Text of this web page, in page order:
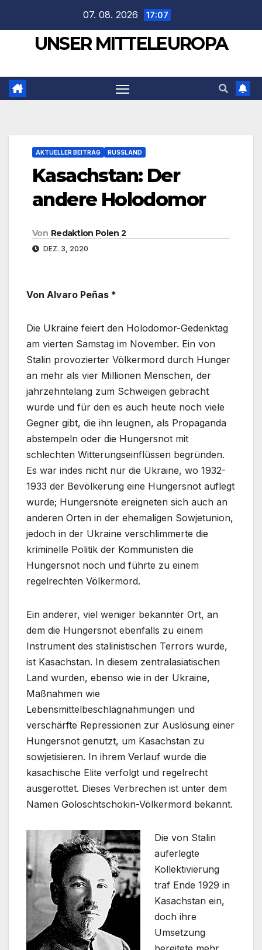
springen
07. 08. 2026 17:07
UNSER MITTELEUROPA
AKTUELLER BEITRAG RUSSLAND
Kasachstan: Der
andere Holodomor
Von Redaktion Polen 2
DEZ. 3, 2020
Von Alvaro Peñas *
Die Ukraine feiert den Holodomor-Gedenktag
am vierten Samstag im November. Ein von
Stalin provozierter Völkermord durch Hunger
an mehr als vier Millionen Menschen, der
jahrzehntelang zum Schweigen gebracht
wurde und für den es auch heute noch viele
Gegner gibt, die ihn leugnen, als Propaganda
abstempeln oder die Hungersnot mit
schlechten Witterungseinflüssen begründen.
Es war indes nicht nur die Ukraine, wo 1932-
1933 der Bevölkerung eine Hungersnot auflegt
wurde; Hungersnöte ereigneten sich auch an
anderen Orten in der ehemaligen Sowjetunion,
jedoch in der Ukraine verschlimmerte die
kriminelle Politik der Kommunisten die
Hungersnot noch und führte zu einem
regelrechten Völkermord.
Ein anderer, viel weniger bekannter Ort, an
dem die Hungersnot ebenfalls zu einem
Instrument des stalinistischen Terrors wurde,
ist Kasachstan. In diesem zentralasiatischen
Land wurden, ebenso wie in der Ukraine,
Maßnahmen wie
Lebensmittelbeschlagnahmungen und
verschärfte Repressionen zur Auslösung einer
Hungersnot genutzt, um Kasachstan zu
sowjetisieren. In ihrem Verlauf wurde die
kasachische Elite verfolgt und regelrecht
ausgerottet. Dieses Verbrechen ist unter dem
Namen Goloschtschokin-Völkermord bekannt.
Die von Stalin
auferlegte
Kollektivierung
traf Ende 1929 in
Kasachstan ein,
doch ihre
Umsetzung